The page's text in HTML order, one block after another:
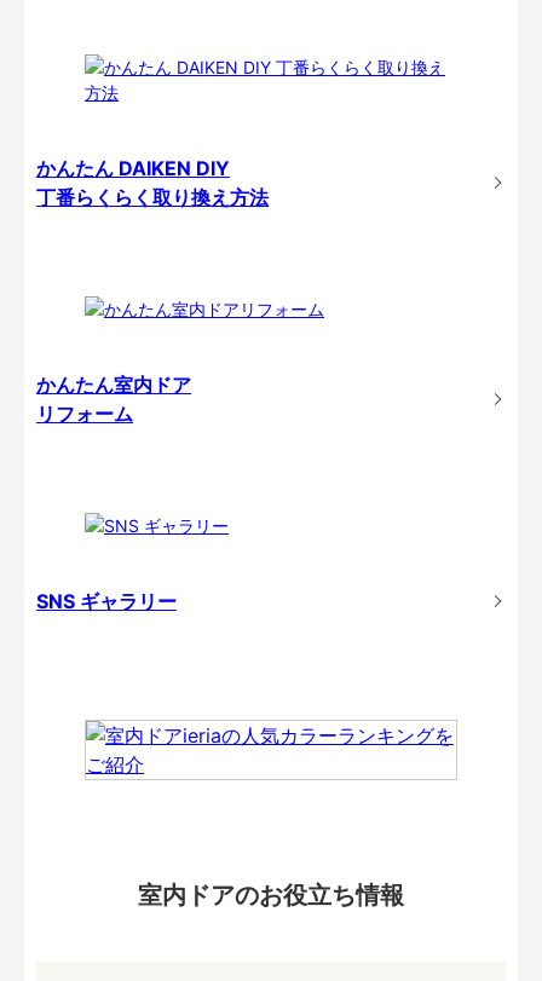
かんたん DAIKEN DIY
丁番らくらく取り換え方法
かんたん室内ドア
リフォーム
SNS ギャラリー
室内ドアのお役立ち情報